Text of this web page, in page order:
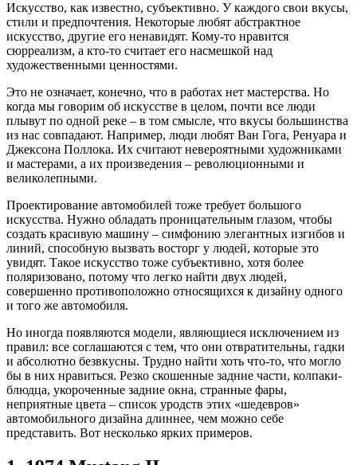
Искусство, как известно, субъективно. У каждого свои вкусы,
стили и предпочтения. Некоторые любят абстрактное
искусство, другие его ненавидят. Кому-то нравится
сюрреализм, а кто-то считает его насмешкой над
художественными ценностями.
Это не означает, конечно, что в работах нет мастерства. Но
когда мы говорим об искусстве в целом, почти все люди
плывут по одной реке – в том смысле, что вкусы большинства
из нас совпадают. Например, люди любят Ван Гога, Ренуара и
Джексона Поллока. Их считают невероятными художниками
и мастерами, а их произведения – революционными и
великолепными.
Проектирование автомобилей тоже требует большого
искусства. Нужно обладать проницательным глазом, чтобы
создать красивую машину – симфонию элегантных изгибов и
линий, способную вызвать восторг у людей, которые это
увидят. Такое искусство тоже субъективно, хотя более
поляризовано, потому что легко найти двух людей,
совершенно противоположно относящихся к дизайну одного
и того же автомобиля.
Но иногда появляются модели, являющиеся исключением из
правил: все соглашаются с тем, что они отвратительны, гадки
и абсолютно безвкусны. Трудно найти хоть что-то, что могло
бы в них нравиться. Резко скошенные задние части, колпаки-
блюдца, укороченные задние окна, странные фары,
неприятные цвета – список уродств этих «шедевров»
автомобильного дизайна длиннее, чем можно себе
представить. Вот несколько ярких примеров.